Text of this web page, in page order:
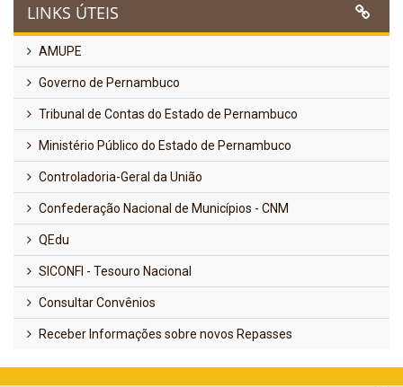
LINKS ÚTEIS
AMUPE
Governo de Pernambuco
Tribunal de Contas do Estado de Pernambuco
Ministério Público do Estado de Pernambuco
Controladoria-Geral da União
Confederação Nacional de Municípios - CNM
QEdu
SICONFI - Tesouro Nacional
Consultar Convênios
Receber Informações sobre novos Repasses